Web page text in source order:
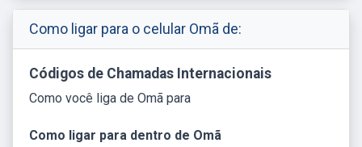
Como ligar para o celular Omã de:
Códigos de Chamadas Internacionais
Como você liga de Omã para
Como ligar para dentro de Omã